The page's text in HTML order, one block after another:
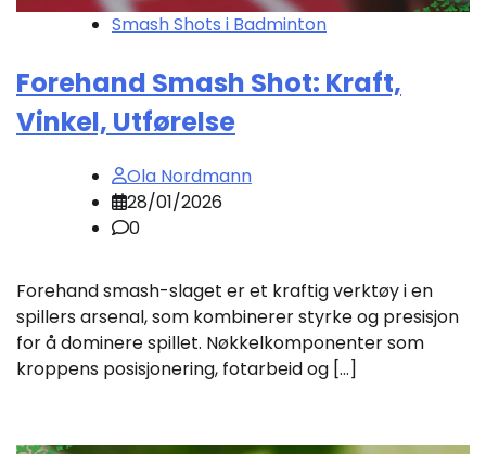
Smash Shots i Badminton
Forehand Smash Shot: Kraft,
Vinkel, Utførelse
Ola Nordmann
28/01/2026
0
Forehand smash-slaget er et kraftig verktøy i en
spillers arsenal, som kombinerer styrke og presisjon
for å dominere spillet. Nøkkelkomponenter som
kroppens posisjonering, fotarbeid og […]